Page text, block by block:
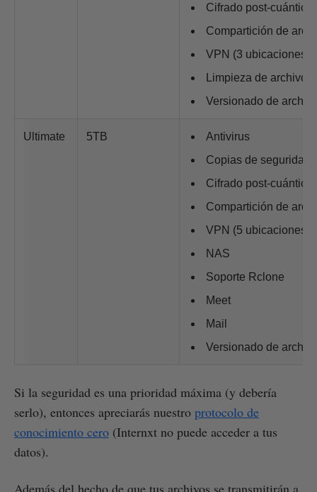
Cifrado post-cuántico
Compartición de
VPN (3 ubicaciones)
Limpieza de archivos
Versionado de
Ultimate 5TB
Antivirus
Copias de seguridad
Cifrado post-cuántico
Compartición de
VPN (5 ubicaciones)
NAS
Soporte Rclone
Meet
Mail
Versionado de
Si la seguridad es una prioridad máxima (y debería
serlo), entonces apreciarás nuestro protocolo de
conocimiento cero (Internxt no puede acceder a tus
datos).
Además del hecho de que tus archivos se transmitirán a